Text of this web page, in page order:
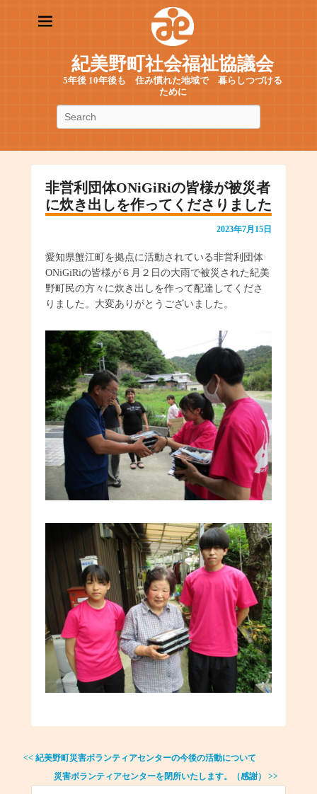
紀美野町社会福祉協議会
5年後 10年後も 住み慣れた地域で 暮らしつづける
ために
非営利団体ONiGiRiの皆様が被災者
に炊き出しを作ってくださりました
2023年7月15日
愛知県蟹江町を拠点に活動されている非営利団体
ONiGiRiの皆様が６月２日の大雨で被災された紀美
野町民の方々に炊き出しを作って配達してくださ
りました。大変ありがとうございました。
投
<< 紀美野町災害ボランティアセンターの今後の活動について
災害ボランティアセンターを閉所いたします。（感謝） >>